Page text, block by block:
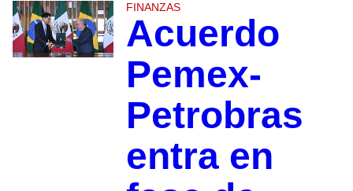
FINANZAS
Acuerdo
Pemex-
Petrobras
entra en